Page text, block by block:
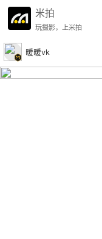
米拍
玩摄影，上米拍
暖暖vk